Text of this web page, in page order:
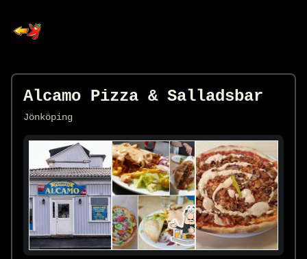
Alcamo Pizza & Salladsbar
Jönköping